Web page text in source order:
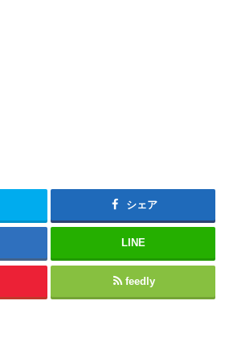
シェア
LINE
feedly